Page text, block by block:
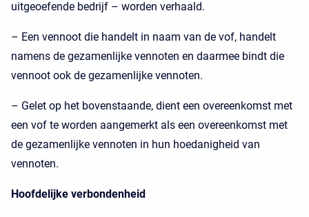
uitgeoefende bedrijf – worden verhaald.
– Een vennoot die handelt in naam van de vof, handelt
namens de gezamenlijke vennoten en daarmee bindt die
vennoot ook de gezamenlijke vennoten.
– Gelet op het bovenstaande, dient een overeenkomst met
een vof te worden aangemerkt als een overeenkomst met
de gezamenlijke vennoten in hun hoedanigheid van
vennoten.
Hoofdelijke verbondenheid